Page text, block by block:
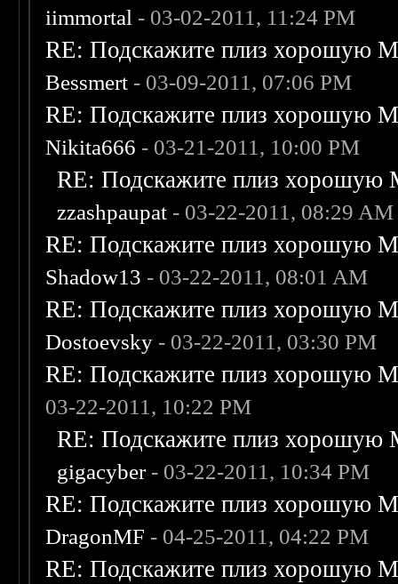
iimmortal - 03-02-2011, 11:24 PM
RE: Подскажите плиз хорошую
Bessmert - 03-09-2011, 07:06 PM
RE: Подскажите плиз хорошую
Nikita666 - 03-21-2011, 10:00 PM
RE: Подскажите плиз хорошую
zzashpaupat - 03-22-2011, 08:29 AM
RE: Подскажите плиз хорошую
Shadow13 - 03-22-2011, 08:01 AM
RE: Подскажите плиз хорошую
Dostoevsky - 03-22-2011, 03:30 PM
RE: Подскажите плиз хорошую
03-22-2011, 10:22 PM
RE: Подскажите плиз хорошую
gigacyber- 03-22-2011, 10:34 PM
RE: Подскажите плиз хорошую
DragonMF - 04-25-2011, 04:22 PM
RE: Подскажите плиз хорошую